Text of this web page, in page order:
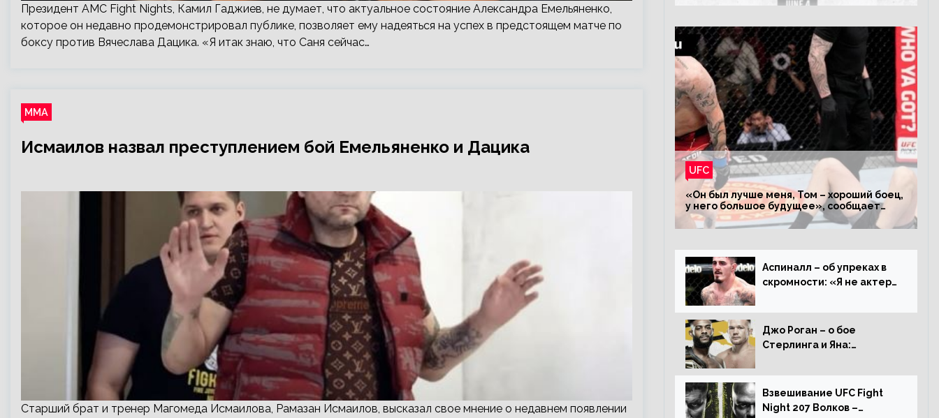
Президент AMC Fight Nights, Камил Гаджиев, не думает, что актуальное состояние Александра Емельяненко,
которое он недавно продемонстрировал публике, позволяет ему надеяться на успех в предстоящем матче по
боксу против Вячеслава Дацика. «Я итак знаю, что Саня сейчас…
ММА
Исмаилов назвал преступлением бой Емельяненко и Дацика
Старший брат и тренер Магомеда Исмаилова, Рамазан Исмаилов, высказал свое мнение о недавнем появлении
UFC
«Он был лучше меня, Том – хороший боец,
у него большое будущее», сообщает
Волков – о поражении Аспиналлу
Аспиналл – об упреках в
скромности: «Я не актер
говорить дерьмо»
Джо Роган – о бое
Стерлинга и Яна:
решению, Алджамейн
определенно выиграл»
Взвешивание UFC Fight
Night 207 Волков –